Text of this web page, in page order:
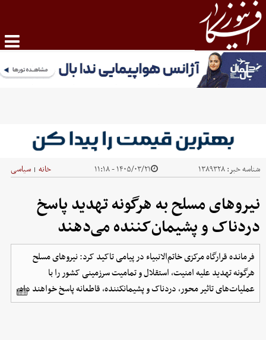
شناسه خبر:۱۳۸۹۳۲۸ ۱۴۰۵/۰۳/۲۱ - ۱۱:۱۸ خانه | سیاسی
نیروهای مسلح به هرگونه تهدید پاسخ
دردناک و پشیمان‌کننده می‌دهند
فرمانده قرارگاه مرکزی خاتم‌الانبیاء در پیامی تاکید کرد: نیروهای مسلح
هرگونه تهدید علیه امنیت، استقلال و تمامیت سرزمینی کشور را با
عملیات‌های تاثیر محور، دردناک و پشیمانکننده، قاطعانه پاسخ خواهند داد.